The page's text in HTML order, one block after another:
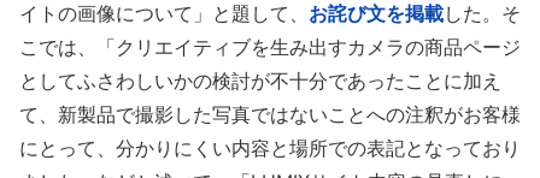
イトの画像について」と題して、 お詫び文を掲載した。そ
こでは、「クリエイティブを生み出すカメラの商品ページ
としてふさわしいかの検討が不十分であったことに加え
て、新製品で撮影した写真ではないことへの注釈がお客様
にとって、分かりにくい内容と場所での表記となっており